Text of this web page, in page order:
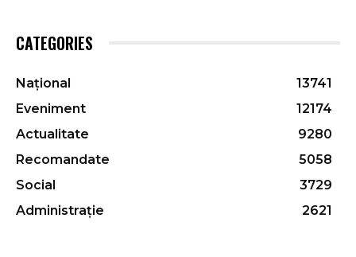
CATEGORIES
Național
13741
Eveniment
12174
Actualitate
9280
Recomandate
5058
Social
3729
Administrație
2621